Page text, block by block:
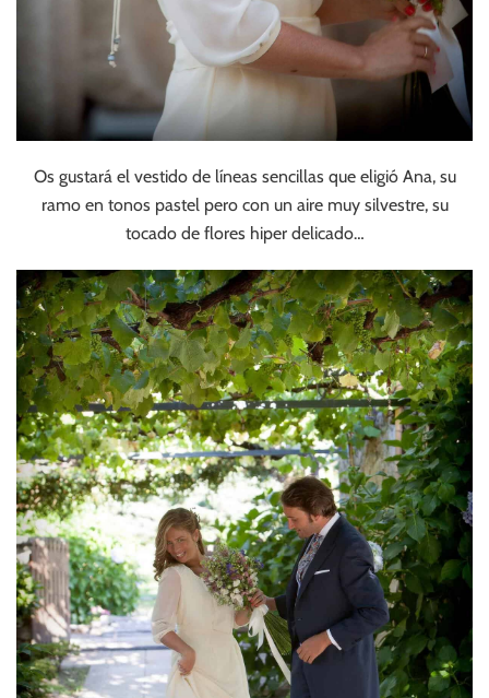
Os gustará el vestido de líneas sencillas que eligió Ana, su
ramo en tonos pastel pero con un aire muy silvestre, su
tocado de flores hiper delicado…